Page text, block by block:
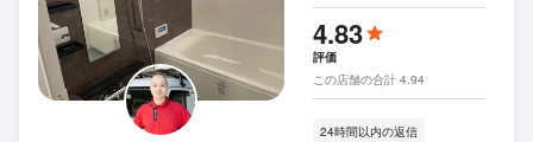
4.83
評価
この店舗の合計 4.94
24時間以内の返信